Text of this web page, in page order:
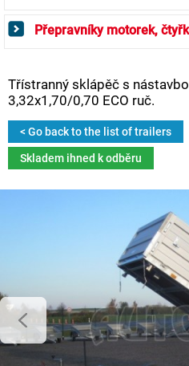
Přepravníky motorek,
Třístranný sklápěč s
3,32x1,70/0,70 ECO ruč.
< Go back to the list of trailers
Skladem ihned k odběru